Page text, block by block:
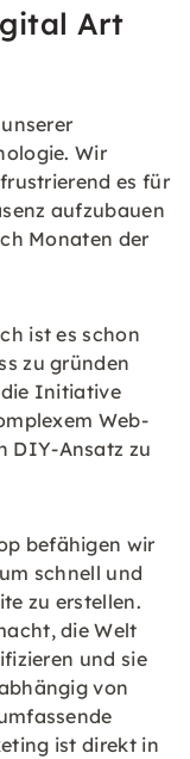
Art
Wir
es für
aufzubauen
Monaten der
ist es schon
zu gründen
die Initiative
Web-
DIY-Ansatz zu
befähigen wir
schnell und
zu erstellen.
die Welt
und sie
von
ist direkt in